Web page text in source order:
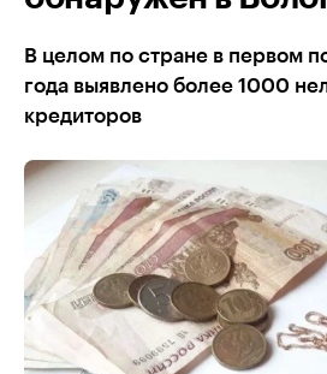
В целом по стране в первом
года выявлено более 1000
кредиторов